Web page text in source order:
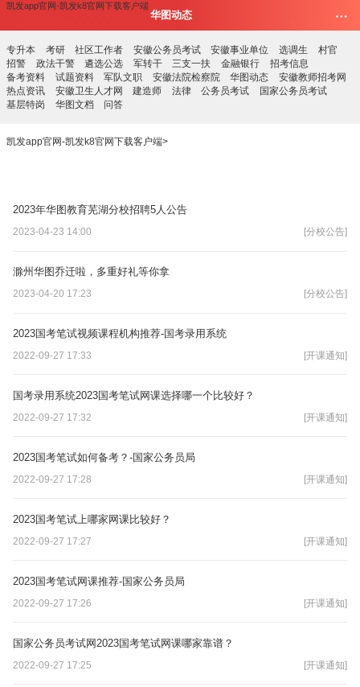
凯发app官网-凯发k8官网下载客户端
华图动态
专升本 考研 社区工作者 安徽公务员考试 安徽事业单位 选调生
村官
招警
政法干警 遴选公选 军转干 三支一扶 金融银行
招考信息
备考资料
试题资料 军队文职 安徽法院检察院 华图动态
安徽教师招考网
热点资讯
安徽卫生人才网 建造师 法律 公务员考试
国家公务员考试
基层特岗
华图文档 问答
凯发app官网-凯发k8官网下载客户端>
2023年华图教育芜湖分校招聘5人公告
2023-04-23 14:00 [分校公告]
滁州华图乔迁啦，多重好礼等你拿
2023-04-20 17:23 [分校公告]
2023国考笔试视频课程机构推荐-国考录用系统
2022-09-27 17:33 [开课通知]
国考录用系统2023国考笔试网课选择哪一个比较好？
2022-09-27 17:32 [开课通知]
2023国考笔试如何备考？-国家公务员局
2022-09-27 17:28 [开课通知]
2023国考笔试上哪家网课比较好？
2022-09-27 17:27 [开课通知]
2023国考笔试网课推荐-国家公务员局
2022-09-27 17:26 [开课通知]
国家公务员考试网2023国考笔试网课哪家靠谱？
2022-09-27 17:25 [开课通知]